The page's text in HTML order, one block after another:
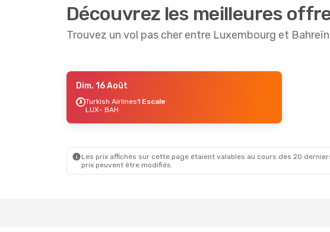
Découvrez les meilleures
Trouvez un vol pas cher entre Luxembourg et Bahreïn
- Sam. 22 Août
3 Escales
Dim. 16 Août
Turkish Airlines1 Escale
LUX- BAH
Les prix affichés sur cette page étaient valables au cours des 20
prix peuvent être modifiés.